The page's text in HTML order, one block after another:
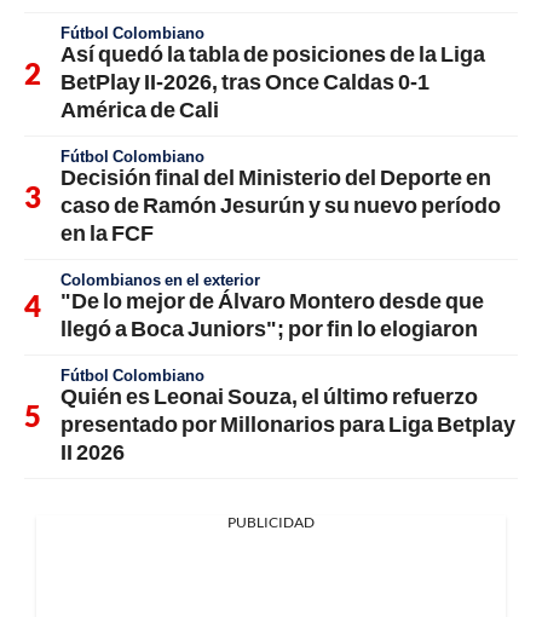
Fútbol Colombiano
Así quedó la tabla de posiciones de la Liga
BetPlay II-2026, tras Once Caldas 0-1
América de Cali
Fútbol Colombiano
Decisión final del Ministerio del Deporte en
caso de Ramón Jesurún y su nuevo período
en la FCF
Colombianos en el exterior
"De lo mejor de Álvaro Montero desde que
llegó a Boca Juniors"; por fin lo elogiaron
Fútbol Colombiano
Quién es Leonai Souza, el último refuerzo
presentado por Millonarios para Liga Betplay
II 2026
PUBLICIDAD